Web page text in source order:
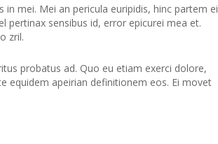
mei. Mei an pericula euripidis, hinc partem ei
pertinax sensibus id, error epicurei mea et.
zril.
probatus ad. Quo eu etiam exerci dolore,
equidem apeirian definitionem eos. Ei movet